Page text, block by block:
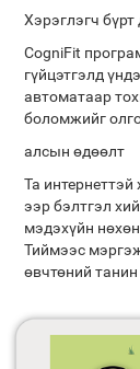
Хэрэглэгч
CogniFit
гүйцэтгэлд
автоматаар
боломжийг
алсын өдөөлт
Та
ээр бэлтгэл
мэдэхүйн
Тиймээс
өвчтөний